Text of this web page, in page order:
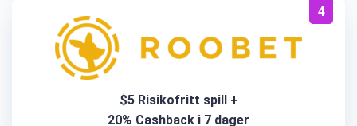
4
$5 Risikofritt spill +
20% Cashback i 7 dager